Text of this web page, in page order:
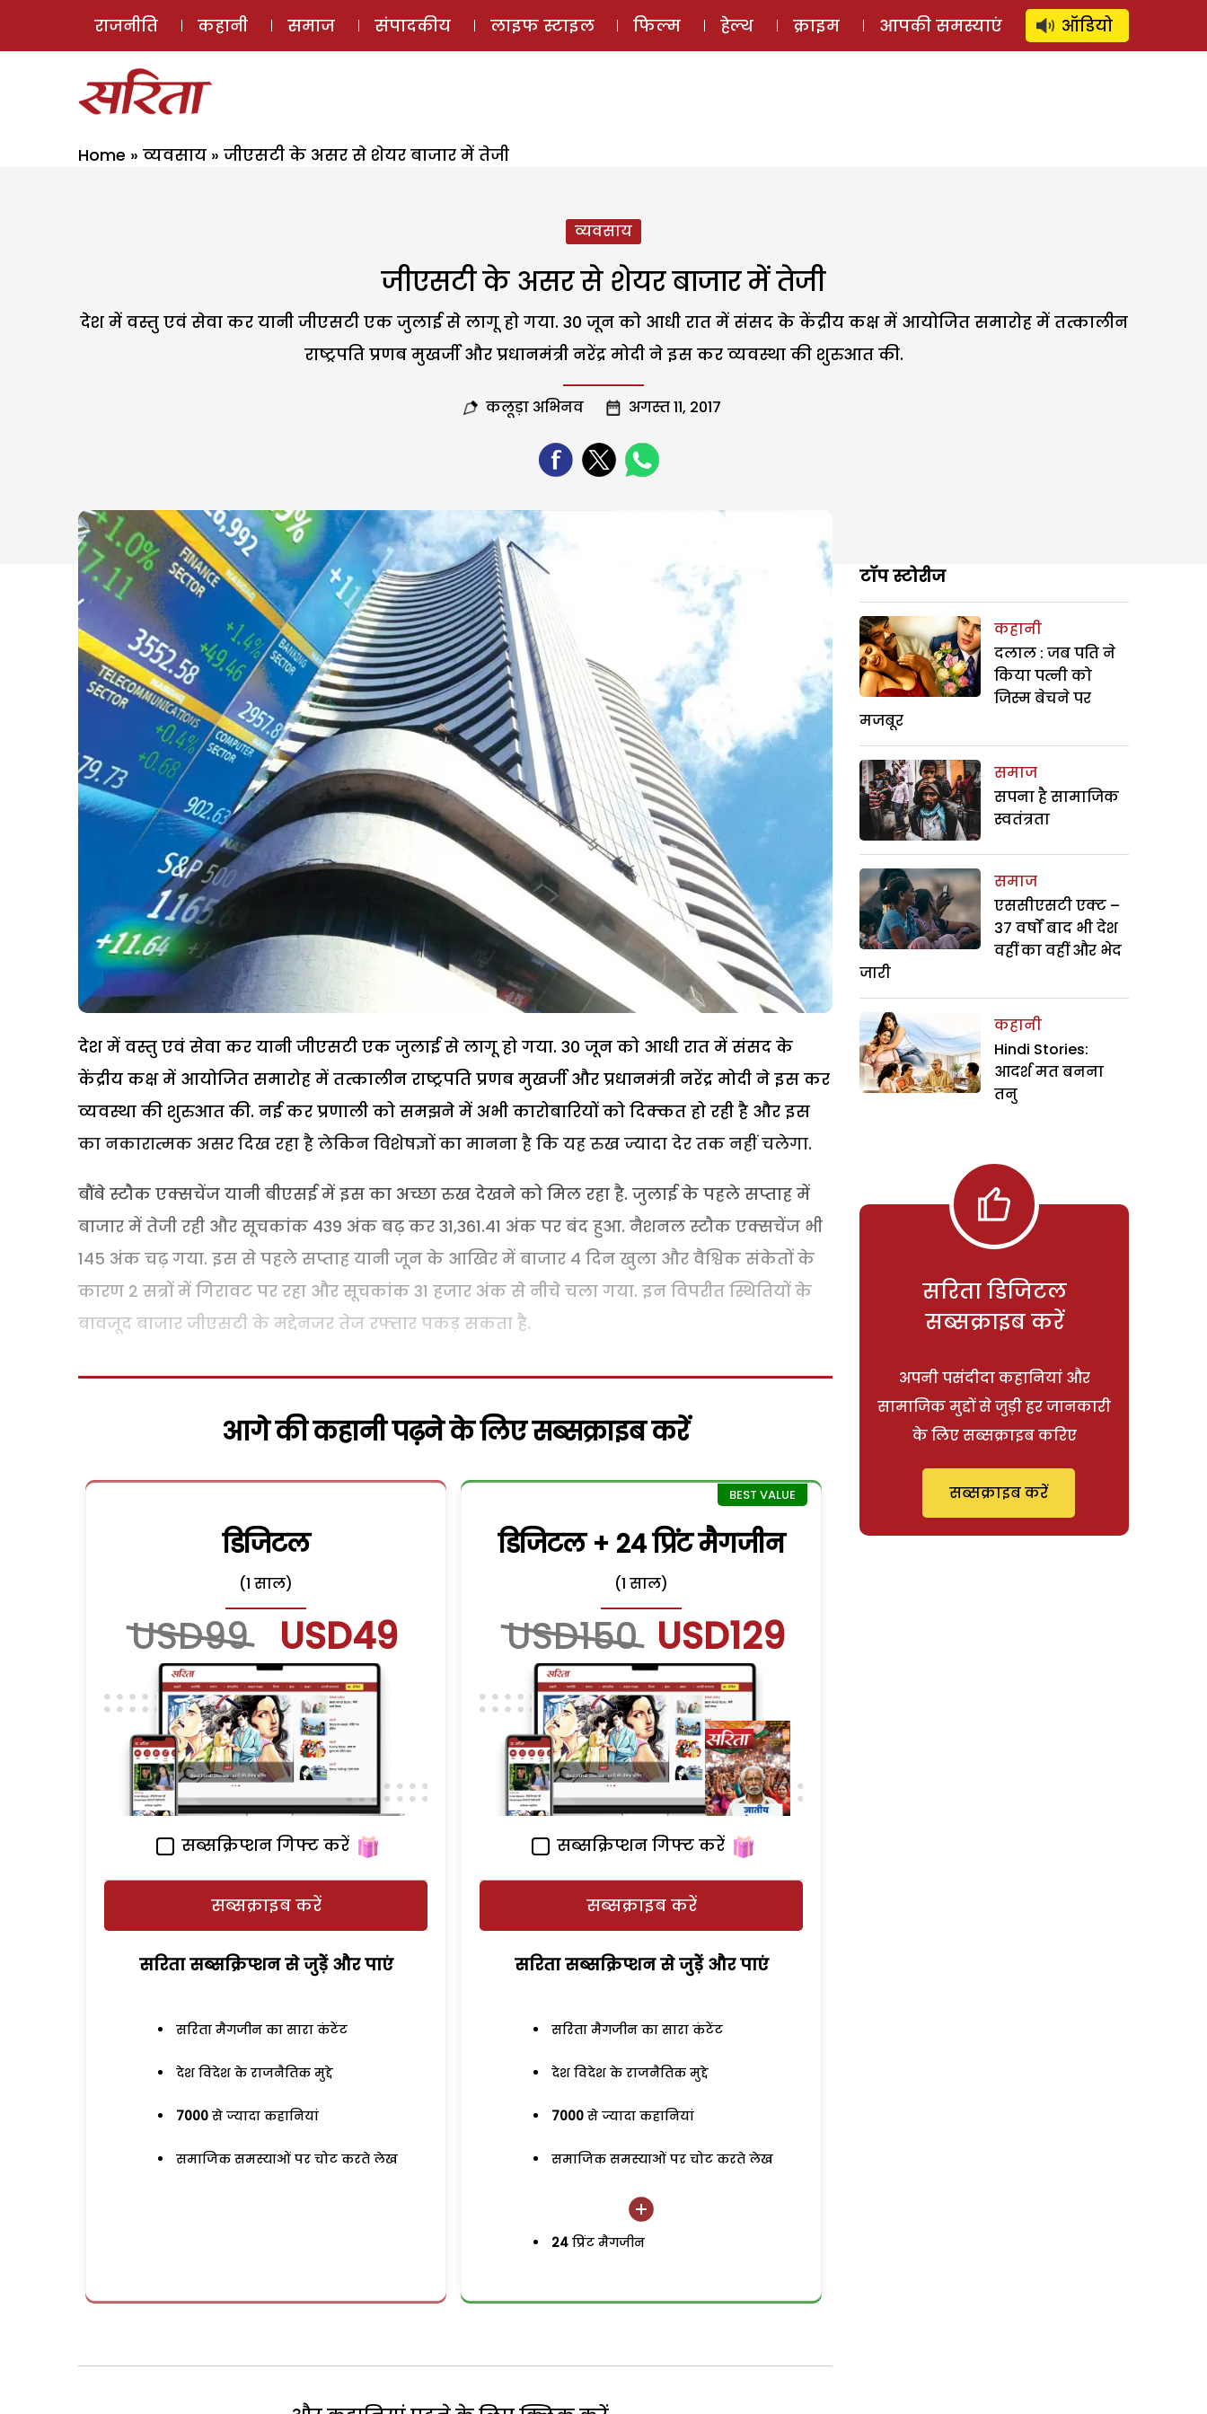
ई-मैगज़ीन ऑडियो स्टोरी लॉग इन ⚲ SUBSCRIBE
राजनीति कहानी समाज संपादकीय लाइफ स्टाइल फिल्म हेल्थ क्राइम आपकी समस्याएं ऑडियो
Home » व्यवसाय » जीएसटी के असर से शेयर बाजार में तेजी
व्यवसाय
जीएसटी के असर से शेयर बाजार में तेजी
देश में वस्तु एवं सेवा कर यानी जीएसटी एक जुलाई से लागू हो गया. 30 जून को आधी रात में संसद के केंद्रीय कक्ष में आयोजित समारोह में तत्कालीन
राष्ट्रपति प्रणब मुखर्जी और प्रधानमंत्री नरेंद्र मोदी ने इस कर व्यवस्था की शुरुआत की.
कलूड़ा अभिनव अगस्त 11, 2017
देश में वस्तु एवं सेवा कर यानी जीएसटी एक जुलाई से लागू हो गया. 30 जून को आधी रात में संसद के
केंद्रीय कक्ष में आयोजित समारोह में तत्कालीन राष्ट्रपति प्रणब मुखर्जी और प्रधानमंत्री नरेंद्र मोदी ने इस कर
व्यवस्था की शुरुआत की. नई कर प्रणाली को समझने में अभी कारोबारियों को दिक्कत हो रही है और इस
का नकारात्मक असर दिख रहा है लेकिन विशेषज्ञों का मानना है कि यह रुख ज्यादा देर तक नहीं चलेगा.
बौंबे स्टौक एक्सचेंज यानी बीएसई में इस का अच्छा रुख देखने को मिल रहा है. जुलाई के पहले सप्ताह में
बाजार में तेजी रही और सूचकांक 439 अंक बढ़ कर 31,361.41 अंक पर बंद हुआ. नैशनल स्टौक एक्सचेंज भी
145 अंक चढ़ गया. इस से पहले सप्ताह यानी जून के आखिर में बाजार 4 दिन खुला और वैश्विक संकेतों के
कारण 2 सत्रों में गिरावट पर रहा और सूचकांक 31 हजार अंक से नीचे चला गया. इन विपरीत स्थितियों के
बावजूद बाजार जीएसटी के मद्देनजर तेज रफ्तार पकड़ सकता है.
आगे की कहानी पढ़ने के लिए सब्सक्राइब करें
डिजिटल
(1 साल)
USD99 USD49
सब्सक्रिप्शन गिफ्ट करें
सब्सक्राइब करें
सरिता सब्सक्रिप्शन से जुड़ेें और पाएं
सरिता मैगजीन का सारा कंटेंट
देश विदेश के राजनैतिक मुद्दे
7000 से ज्यादा कहानियां
समाजिक समस्याओं पर चोट करते लेख
डिजिटल + 24 प्रिंट मैगजीन
(1 साल)
USD150 USD129
सब्सक्रिप्शन गिफ्ट करें
सब्सक्राइब करें
सरिता सब्सक्रिप्शन से जुड़ेें और पाएं
सरिता मैगजीन का सारा कंटेंट
देश विदेश के राजनैतिक मुद्दे
7000 से ज्यादा कहानियां
समाजिक समस्याओं पर चोट करते लेख
24 प्रिंट मैगजीन
टॉप स्टोरीज
कहानी
दलाल : जब पति ने
किया पत्नी को
जिस्म बेचने पर
मजबूर
समाज
सपना है सामाजिक
स्वतंत्रता
समाज
एससीएसटी एक्ट –
37 वर्षों बाद भी देश
वहीं का वहीं और भेद
जारी
कहानी
Hindi Stories:
आदर्श मत बनना
तनु
सरिता डिजिटल
सब्सक्राइब करें
अपनी पसंदीदा कहानियां और
सामाजिक मुद्दों से जुड़ी हर जानकारी
के लिए सब्सक्राइब करिए
सब्सक्राइब करें